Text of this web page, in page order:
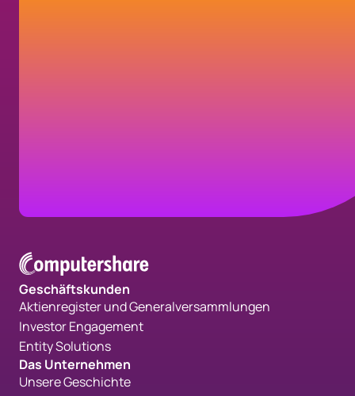
Geschäftskunden
Aktienregister und Generalversammlungen
Investor Engagement
Entity Solutions
Das Unternehmen
Unsere Geschichte